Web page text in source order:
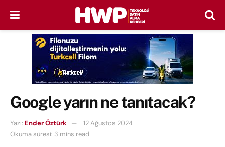
Google yarın ne tanıtacak?
Yazı: Ender Öztürk
12 Ağustos 2024
Okuma süresi: 3 mins read